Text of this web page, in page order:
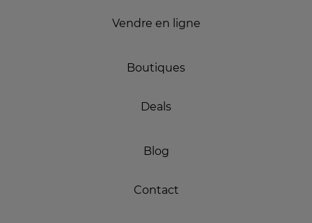
Vendre en ligne
Boutiques
Deals
Blog
Contact